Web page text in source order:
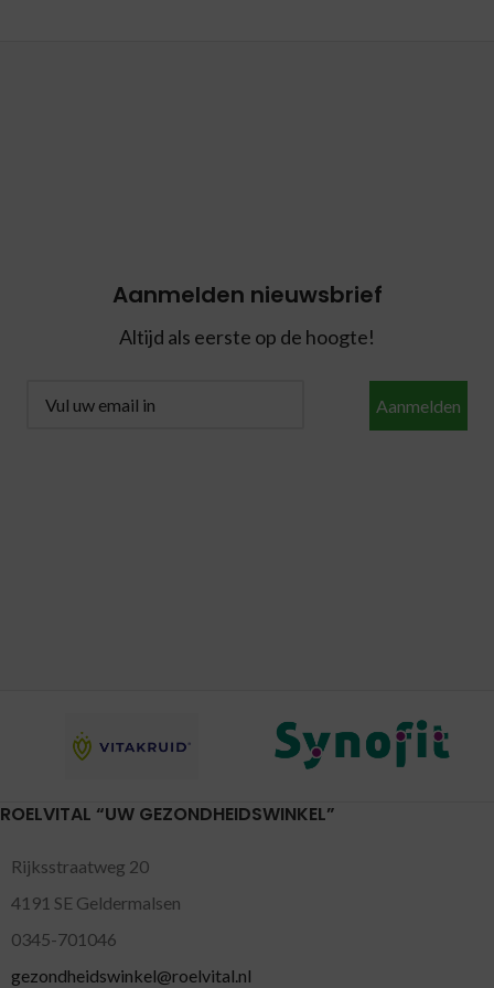
Aanmelden nieuwsbrief
Altijd als eerste op de hoogte!
Aanmelden
ROELVITAL “UW GEZONDHEIDSWINKEL”
Rijksstraatweg 20
4191 SE Geldermalsen
0345-701046
gezondheidswinkel@roelvital.nl